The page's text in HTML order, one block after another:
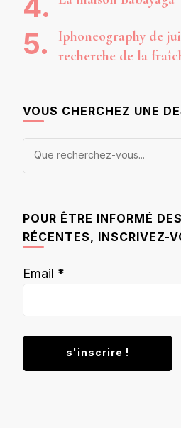
Iphoneography de
recherche de la
VOUS CHERCHEZ UNE
Vous
POUR ÊTRE INFORMÉ
RÉCENTES, INSCRIVEZ-
Email *